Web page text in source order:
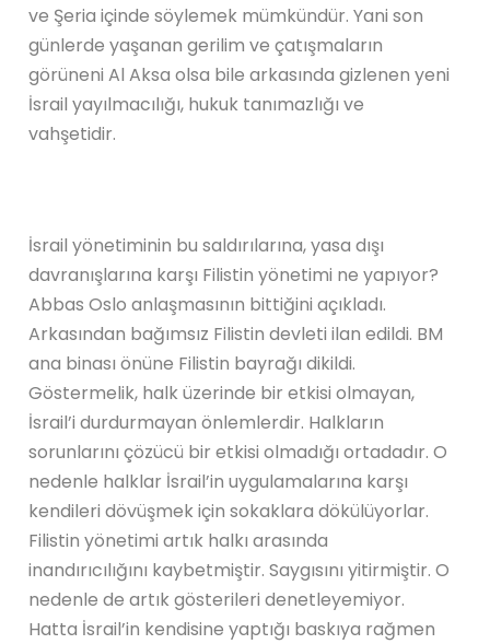
ve Şeria içinde söylemek mümkündür. Yani son
günlerde yaşanan gerilim ve çatışmaların
görüneni Al Aksa olsa bile arkasında gizlenen yeni
İsrail yayılmacılığı, hukuk tanımazlığı ve
vahşetidir.
İsrail yönetiminin bu saldırılarına, yasa dışı
davranışlarına karşı Filistin yönetimi ne yapıyor?
Abbas Oslo anlaşmasının bittiğini açıkladı.
Arkasından bağımsız Filistin devleti ilan edildi. BM
ana binası önüne Filistin bayrağı dikildi.
Göstermelik, halk üzerinde bir etkisi olmayan,
İsrail’i durdurmayan önlemlerdir. Halkların
sorunlarını çözücü bir etkisi olmadığı ortadadır. O
nedenle halklar İsrail’in uygulamalarına karşı
kendileri dövüşmek için sokaklara dökülüyorlar.
Filistin yönetimi artık halkı arasında
inandırıcılığını kaybetmiştir. Saygısını yitirmiştir. O
nedenle de artık gösterileri denetleyemiyor.
Hatta İsrail’in kendisine yaptığı baskıya rağmen